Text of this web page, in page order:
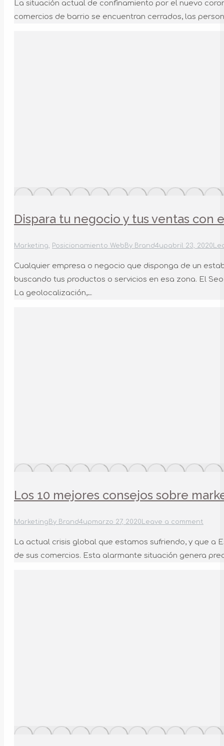
La situación actual de confinamiento por el nuevo
comercios de barrio se encuentran cerrados, las
Dispara tu negocio y tus ventas con
Marketing, Posicionamiento Web By Brand4upabril 23, 2020
Cualquier empresa o negocio que disponga de un
buscando tus productos o servicios en esa zona. El
La geolocalización,…
Los 10 mejores consejos sobre
Marketing By Brand4upmarzo 27, 2020 Leave a comment
La actual crisis global que estamos sufriendo, y que a
de sus comercios. Esta alarmante situación genera